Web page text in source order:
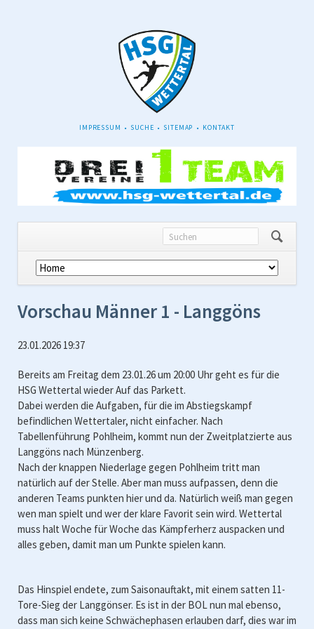
NAVIGATION
IMPRESSUM SUCHE SITEMAP KONTAKT
Navigation
überspringen
Vorschau Männer 1 - Langgöns
23.01.2026 19:37
Bereits am Freitag dem 23.01.26 um 20:00 Uhr geht es für die
HSG Wettertal wieder Auf das Parkett.
Dabei werden die Aufgaben, für die im Abstiegskampf
befindlichen Wettertaler, nicht einfacher. Nach
Tabellenführung Pohlheim, kommt nun der Zweitplatzierte aus
Langgöns nach Münzenberg.
Nach der knappen Niederlage gegen Pohlheim tritt man
natürlich auf der Stelle. Aber man muss aufpassen, denn die
anderen Teams punkten hier und da. Natürlich weiß man gegen
wen man spielt und wer der klare Favorit sein wird. Wettertal
muss halt Woche für Woche das Kämpferherz auspacken und
alles geben, damit man um Punkte spielen kann.
Das Hinspiel endete, zum Saisonauftakt, mit einem satten 11-
Tore-Sieg der Langgönser. Es ist in der BOL nun mal ebenso,
dass man sich keine Schwächephasen erlauben darf, dies war im